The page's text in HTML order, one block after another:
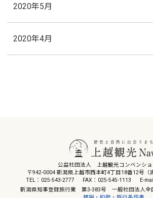
2020年5月
2020年4月
公益社団法人 上越観光コンベンショ
〒942-0004 新潟県上越市西本町4丁目18番12号（
TEL：025-543-2777
FAX：025-545-1113
E-
新潟県知事登録旅行業 第3-383号 一般社団法人